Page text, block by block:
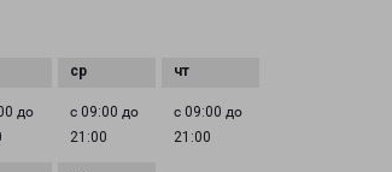
до
с 09:00 до
21:00
с 09:00 до
21:00